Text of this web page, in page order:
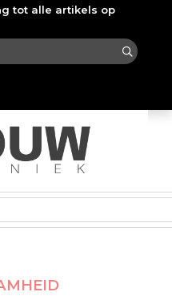
tot alle artikels op